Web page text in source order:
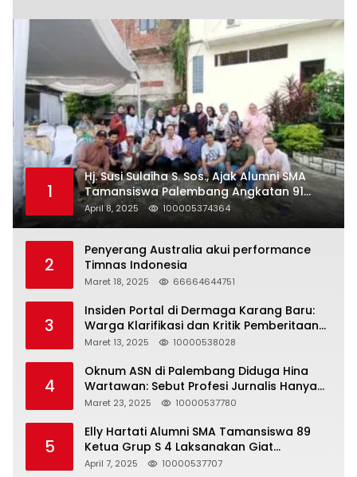
1
Hj. Susi Sulaiha S. Sos., Ajak Alumni SMA
Tamansiswa Palembang Angkatan 91
Halal Bihalal
April 8, 2025 100005374364
2
Penyerang Australia akui performance
Timnas Indonesia
Maret 18, 2025 66664644751
3
Insiden Portal di Dermaga Karang Baru:
Warga Klarifikasi dan Kritik Pemberitaan
yang Tidak Akurat
Maret 13, 2025 10000538028
4
Oknum ASN di Palembang Diduga Hina
Wartawan: Sebut Profesi Jurnalis Hanya
Seharga 2 Liter Bensin, Berujung Dugaan
Maret 23, 2025 10000537780
5
Elly Hartati Alumni SMA Tamansiswa 89
Ketua Grup S 4 Laksanakan Giat
Silaturahmi
April 7, 2025 10000537707